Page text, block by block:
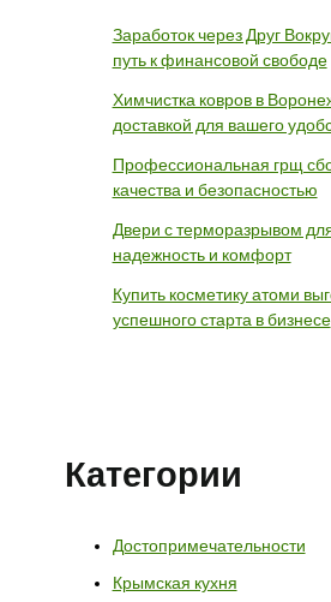
Заработок через Друг
путь к финансовой свободе
Химчистка ковров в
доставкой для вашего
Профессиональная грщ
качества и безопасностью
Двери с терморазрывом
надежность и комфорт
Купить косметику атоми
успешного старта в бизнесе
Категории
Достопримечательности
Крымская кухня